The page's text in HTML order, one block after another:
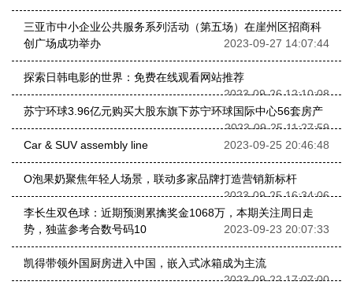
三亚市中小企业公共服务系列活动（第五场）在崖州区招商科
创广场成功举办
2023-09-27 14:07:44
探索日韩电影的世界：免费在线观看网站推荐
2023-09-26 12:10:08
苏宁环球3.96亿元购买大股东旗下苏宁环球国际中心56套房产
2023-09-25 11:27:59
Car & SUV assembly line
2023-09-25 20:46:48
O泡果奶聚焦年轻人场景，联动多家品牌打造营销新标杆
2023-09-25 16:34:06
李长生双色球：近期预测累擒奖金1068万，本期关注周日走
势，独蓝参考合数号码10
2023-09-23 20:07:33
凯得带领外国厨房进入中国，嵌入式冰箱成为主流
2023-09-22 17:07:00